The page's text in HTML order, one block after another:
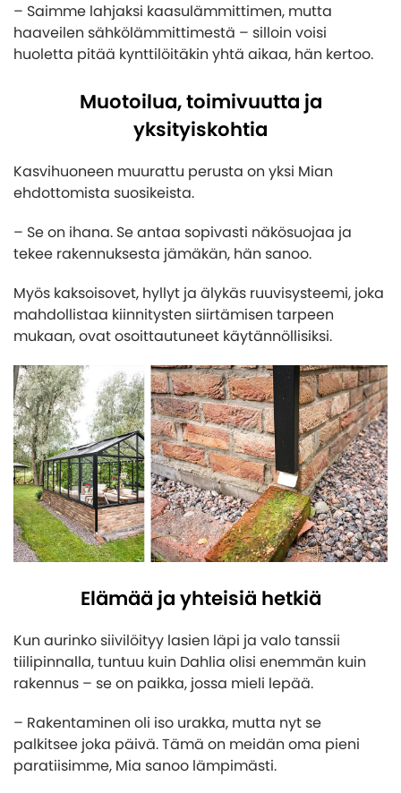
– Saimme lahjaksi kaasulämmittimen, mutta
haaveilen sähkölämmittimestä – silloin voisi
huoletta pitää kynttilöitäkin yhtä aikaa, hän kertoo.
Muotoilua, toimivuutta ja
yksityiskohtia
Kasvihuoneen muurattu perusta on yksi Mian
ehdottomista suosikeista.
– Se on ihana. Se antaa sopivasti näkösuojaa ja
tekee rakennuksesta jämäkän, hän sanoo.
Myös kaksoisovet, hyllyt ja älykäs ruuvisysteemi, joka
mahdollistaa kiinnitysten siirtämisen tarpeen
mukaan, ovat osoittautuneet käytännöllisiksi.
Elämää ja yhteisiä hetkiä
Kun aurinko siivilöityy lasien läpi ja valo tanssii
tiilipinnalla, tuntuu kuin Dahlia olisi enemmän kuin
rakennus – se on paikka, jossa mieli lepää.
– Rakentaminen oli iso urakka, mutta nyt se
palkitsee joka päivä. Tämä on meidän oma pieni
paratiisimme, Mia sanoo lämpimästi.